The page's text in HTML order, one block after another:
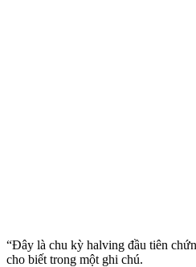
“Đây là chu kỳ halving đầu tiên
cho biết trong một ghi chú.